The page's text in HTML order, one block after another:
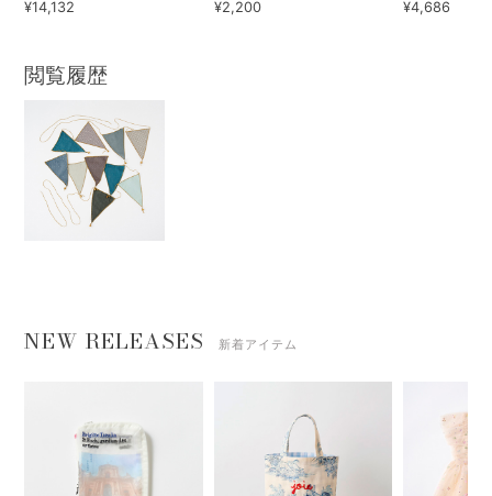
¥14,132 ¥2,200 ¥4,686
閲覧履歴
NEW RELEASES 新着アイテム